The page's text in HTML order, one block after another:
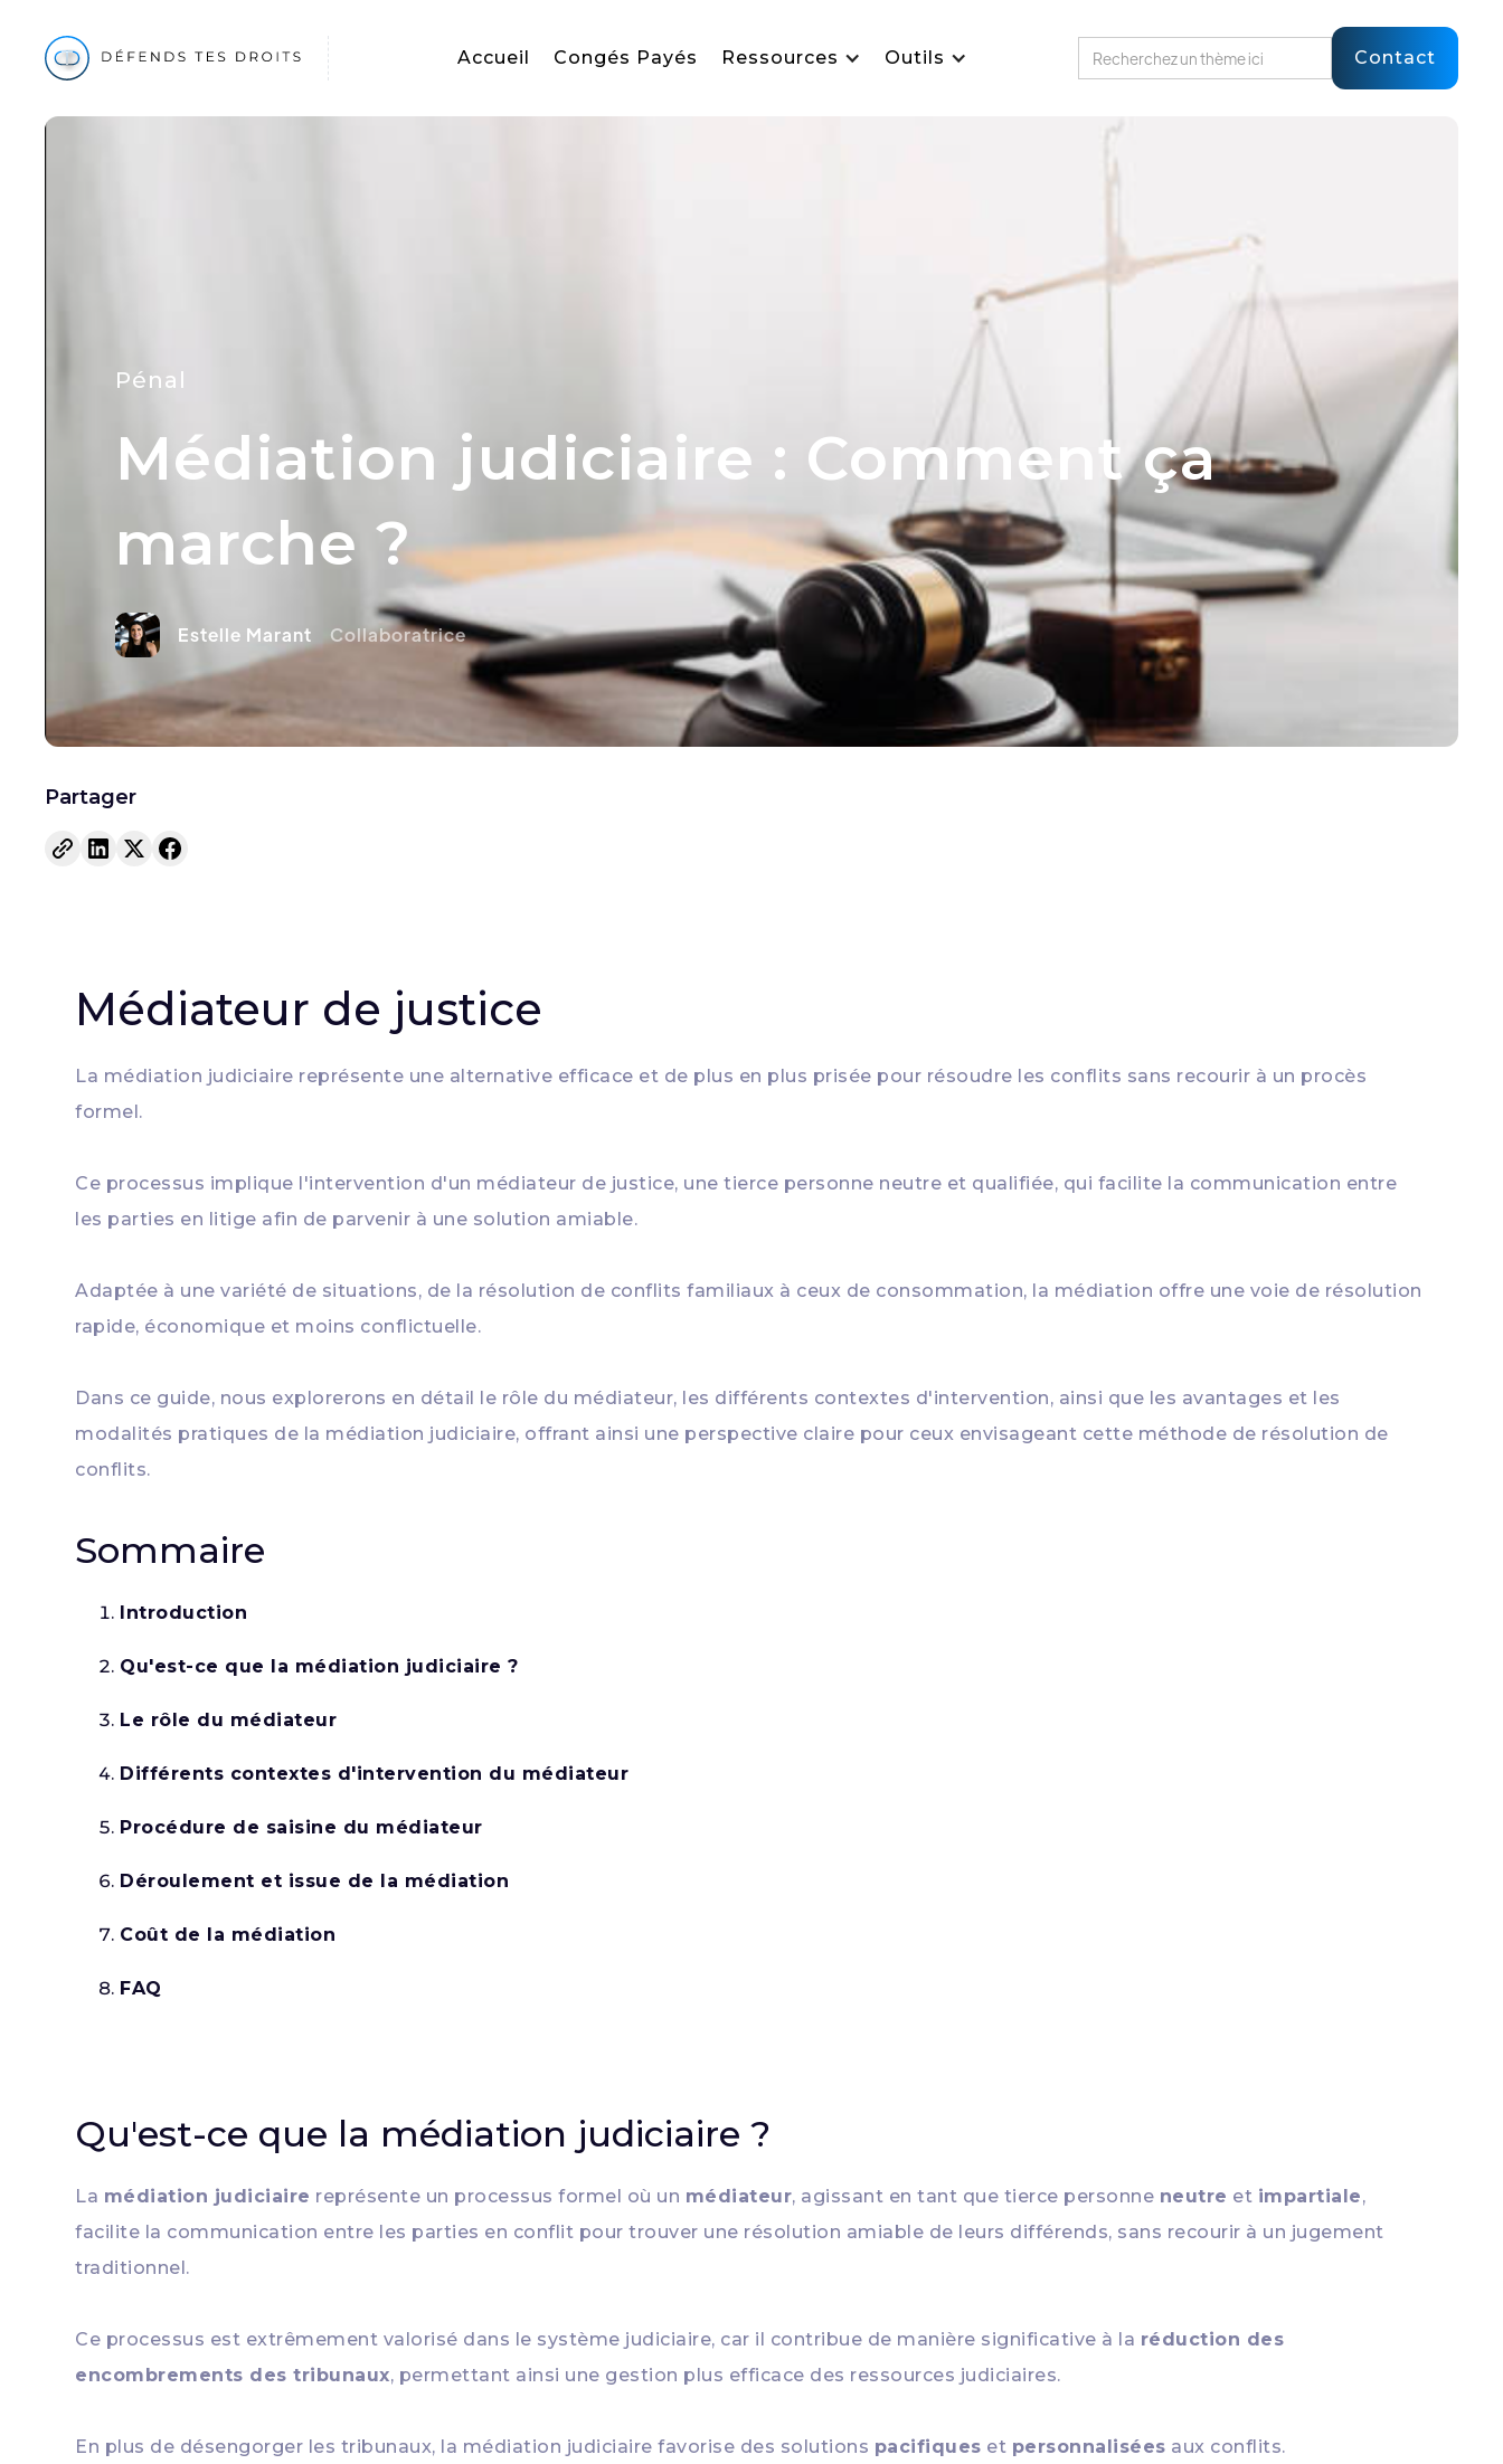
Accueil Congés Payés Ressources Outils Contact
Pénal
Médiation judiciaire : Comment ça
marche ?
Estelle Marant Collaboratrice
Partager
Médiateur de justice
La médiation judiciaire représente une alternative efficace et de plus en plus prisée pour résoudre les conflits sans recourir à un procès
formel.
Ce processus implique l'intervention d'un médiateur de justice, une tierce personne neutre et qualifiée, qui facilite la communication entre
les parties en litige afin de parvenir à une solution amiable.
Adaptée à une variété de situations, de la résolution de conflits familiaux à ceux de consommation, la médiation offre une voie de résolution
rapide, économique et moins conflictuelle.
Dans ce guide, nous explorerons en détail le rôle du médiateur, les différents contextes d'intervention, ainsi que les avantages et les
modalités pratiques de la médiation judiciaire, offrant ainsi une perspective claire pour ceux envisageant cette méthode de résolution de
conflits.
Sommaire
Introduction
Qu'est-ce que la médiation judiciaire ?
Le rôle du médiateur
Différents contextes d'intervention du médiateur
Procédure de saisine du médiateur
Déroulement et issue de la médiation
Coût de la médiation
FAQ
Qu'est-ce que la médiation judiciaire ?
La médiation judiciaire représente un processus formel où un médiateur, agissant en tant que tierce personne neutre et impartiale,
facilite la communication entre les parties en conflit pour trouver une résolution amiable de leurs différends, sans recourir à un jugement
traditionnel.
Ce processus est extrêmement valorisé dans le système judiciaire, car il contribue de manière significative à la réduction des
encombrements des tribunaux, permettant ainsi une gestion plus efficace des ressources judiciaires.
En plus de désengorger les tribunaux, la médiation judiciaire favorise des solutions pacifiques et personnalisées aux conflits.